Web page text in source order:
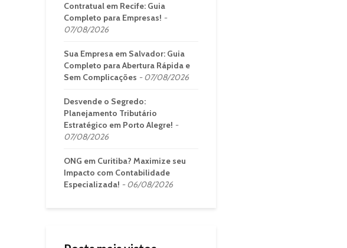
Contratual em Recife: Guia
Completo para Empresas!
07/08/2026
Sua Empresa em Salvador: Guia
Completo para Abertura Rápida e
Sem Complicações
07/08/2026
Desvende o Segredo:
Planejamento Tributário
Estratégico em Porto Alegre!
07/08/2026
ONG em Curitiba? Maximize seu
Impacto com Contabilidade
Especializada!
06/08/2026